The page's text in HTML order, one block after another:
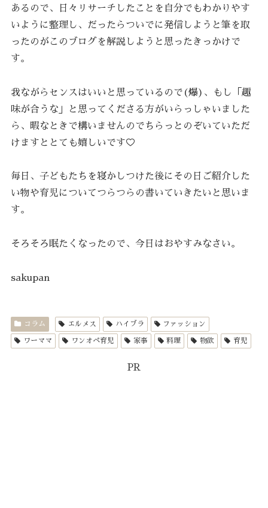
あるので、日々リサーチしたことを自分でもわかりやす
いように整理し、だったらついでに発信しようと筆を取
ったのがこのブログを解説しようと思ったきっかけで
す。
我ながらセンスはいいと思っているので(爆)、もし「趣
味が合うな」と思ってくださる方がいらっしゃいました
ら、暇なときで構いませんのでちらっとのぞいていただ
けますととても嬉しいです♡
毎日、子どもたちを寝かしつけた後にその日ご紹介した
い物や育児についてつらつらの書いていきたいと思いま
す。
そろそろ眠たくなったので、今日はおやすみなさい。
sakupan
コラム エルメス ハイブラ ファッション
ワーママ ワンオペ育児 家事 料理 物欲 育児
PR